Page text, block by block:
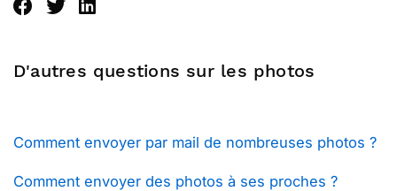
D'autres questions sur les photos
Comment envoyer par mail de nombreuses photos ?
Comment envoyer des photos à ses proches ?